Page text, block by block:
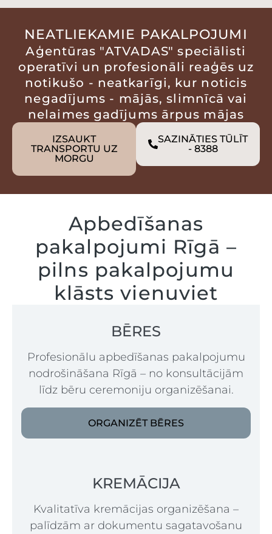
NEATLIEKAMIE PAKALPOJUMI
Aģentūras "ATVADAS" speciālisti
operatīvi un profesionāli reaģēs uz
notikušo - neatkarīgi, kur noticis
negadījums - mājās, slimnīcā vai
nelaimes gadījums ārpus mājas
IZSAUKT
TRANSPORTU UZ
MORGU
SAZINĀTIES TŪLĪT
- 8388
Apbedīšanas
pakalpojumi Rīgā –
pilns pakalpojumu
klāsts vienuviet
BĒRES
Profesionālu apbedīšanas pakalpojumu
nodrošināšana Rīgā – no konsultācijām
līdz bēru ceremoniju organizēšanai.
ORGANIZĒT BĒRES
KREMĀCIJA
Kvalitatīva kremācijas organizēšana –
palīdzām ar dokumentu sagatavošanu